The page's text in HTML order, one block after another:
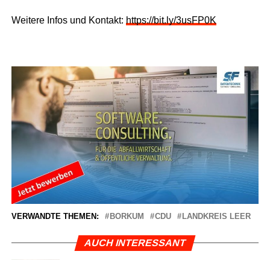
Wei­te­re Infos und Kon­takt: https://bit.ly/3usFP0K
VERWANDTE THEMEN: BORKUM CDU LANDKREIS LEER
AUCH INTERESSANT